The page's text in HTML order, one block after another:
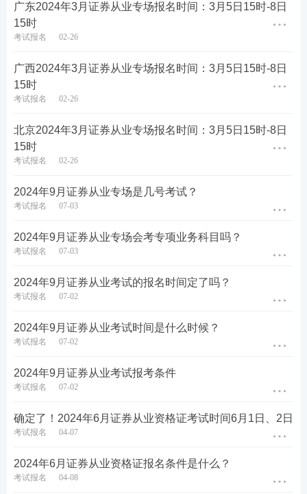
无需上传，沿用原来的照片即可。
广东2024年3月证券从业专场报名时间：3月5日15时-8日
15时
考试报名 02-26
广西2024年3月证券从业专场报名时间：3月5日15时-8日
15时
考试报名 02-26
北京2024年3月证券从业专场报名时间：3月5日15时-8日
15时
考试报名 02-26
2024年9月证券从业专场是几号考试？
考试报名 07-03
2024年9月证券从业专场会考专项业务科目吗？
考试报名 07-03
2024年9月证券从业考试的报名时间定了吗？
考试报名 07-02
2024年9月证券从业考试时间是什么时候？
考试报名 07-02
2024年9月证券从业考试报考条件
考试报名 07-02
确定了！2024年6月证券从业资格证考试时间6月1日、2日
考试报名 04-07
2024年6月证券从业资格证报名条件是什么？
考试报名 04-08